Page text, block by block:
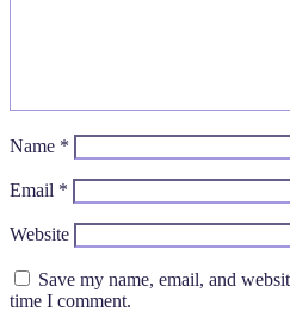
Name *
Email *
Website
Save my name, email, and
time I comment.